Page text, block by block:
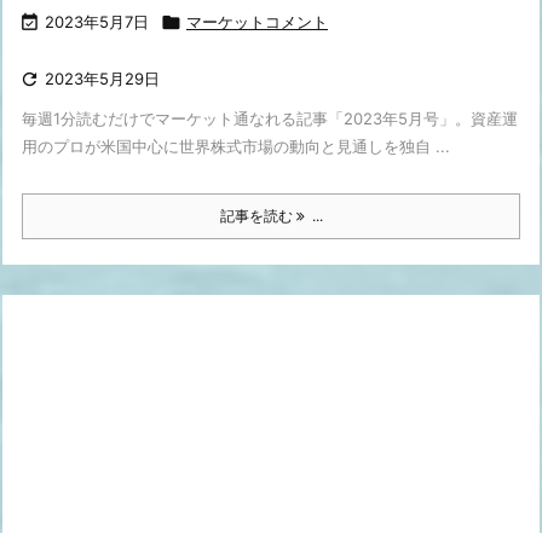
 2023年5月7日  マーケットコメント
 2023年5月29日
毎週1分読むだけでマーケット通なれる記事「2023年5月号」。資産運
用のプロが米国中心に世界株式市場の動向と見通しを独自 ...
記事を読む ...